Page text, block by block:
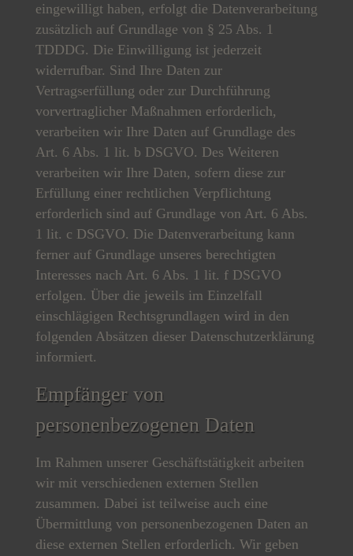
eingewilligt haben, erfolgt die Datenverarbeitung
zusätzlich auf Grundlage von § 25 Abs. 1
TDDDG. Die Einwilligung ist jederzeit
widerrufbar. Sind Ihre Daten zur
Vertragserfüllung oder zur Durchführung
vorvertraglicher Maßnahmen erforderlich,
verarbeiten wir Ihre Daten auf Grundlage des
Art. 6 Abs. 1 lit. b DSGVO. Des Weiteren
verarbeiten wir Ihre Daten, sofern diese zur
Erfüllung einer rechtlichen Verpflichtung
erforderlich sind auf Grundlage von Art. 6 Abs.
1 lit. c DSGVO. Die Datenverarbeitung kann
ferner auf Grundlage unseres berechtigten
Interesses nach Art. 6 Abs. 1 lit. f DSGVO
erfolgen. Über die jeweils im Einzelfall
einschlägigen Rechtsgrundlagen wird in den
folgenden Absätzen dieser Datenschutzerklärung
informiert.
Empfänger von
personenbezogenen Daten
Im Rahmen unserer Geschäftstätigkeit arbeiten
wir mit verschiedenen externen Stellen
zusammen. Dabei ist teilweise auch eine
Übermittlung von personenbezogenen Daten an
diese externen Stellen erforderlich. Wir geben